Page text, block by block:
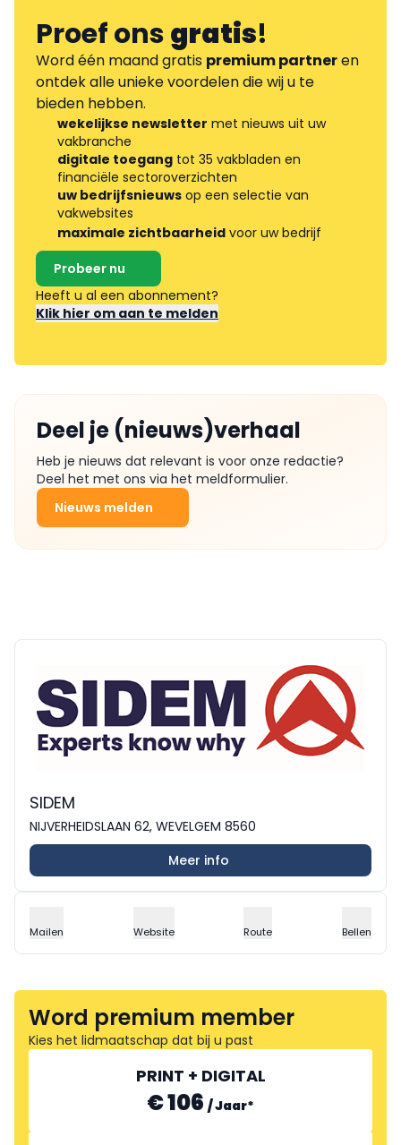
Proef onsgratis!
Word één maand gratis premium partneren
ontdek alle unieke voordelen die wij u te
bieden hebben.
wekelijkse newsletter met nieuws uit uw
vakbranche
digitale toegang tot 35 vakbladen en
financiële sectoroverzichten
uw bedrijfsnieuws op een selectie van
vakwebsites
maximale zichtbaarheid voor uw bedrijf
Probeer nu
Heeft u al een abonnement?
Klik hier om aan te melden
Deel je (nieuws)verhaal
Heb je nieuws dat relevant is voor onze redactie?
Deel het met ons via het meldformulier.
Nieuws melden
SIDEM
NIJVERHEIDSLAAN 62, WEVELGEM 8560
Meer info
Mailen Website Route Bellen
Word premium member
Kies het lidmaatschap dat bij u past
PRINT + DIGITAL
€ 106 /Jaar*